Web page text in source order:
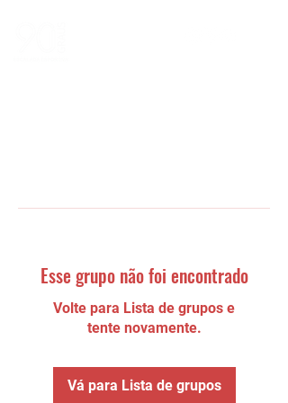
Esse grupo não foi encontrado
Volte para Lista de grupos e
tente novamente.
Vá para Lista de grupos